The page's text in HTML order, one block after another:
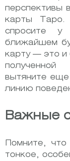
перспективы
карты Таро.
спросите
ближайшем
карту — это и
вытяните
линию
Важные
Помните,
тонкое,